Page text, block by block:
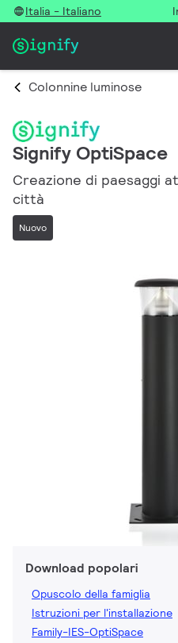
Italia - Italiano
Colonnine luminose
Signify OptiSpace
Creazione di paesaggi
città
Nuovo
Download popolari
Opuscolo della famiglia
Istruzioni per l'installazione
Family-IES-OptiSpace